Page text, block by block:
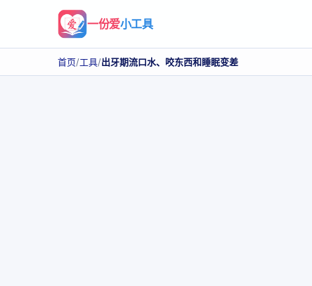
一份爱小工具
首页/工具/出牙期流口水、咬东西和睡眠变差